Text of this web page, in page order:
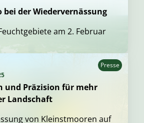
bei der Wiedervernässung
am 2. Februar
und Präzision für mehr
Landschaft
von Kleinstmooren auf
Presse